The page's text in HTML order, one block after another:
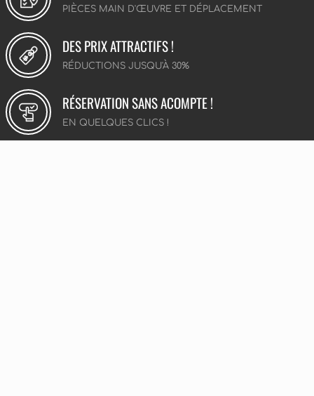
PIÈCES MAIN D'ŒUVRE ET DÉPLACEMENT
DES PRIX ATTRACTIFS !
RÉDUCTIONS JUSQU'À 30%
RÉSERVATION SANS ACOMPTE !
EN QUELQUES CLICS !